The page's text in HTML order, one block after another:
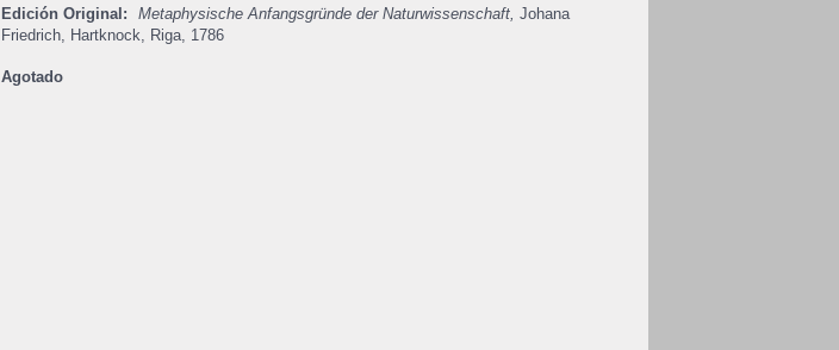
Edición Original:
Metaphysische Anfangsgründe der Naturwissenschaft, Johana
Friedrich, Hartknock, Riga, 1786
Agotado